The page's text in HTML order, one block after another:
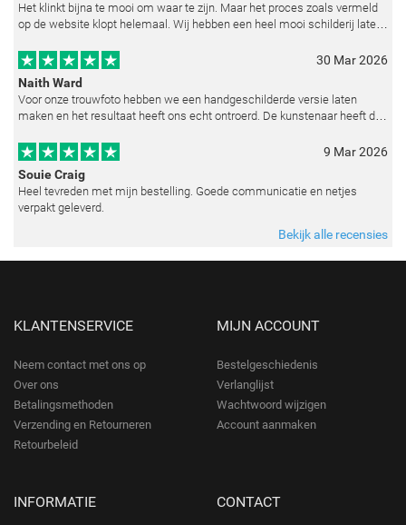
Het klinkt bijna te mooi om waar te zijn. Maar het proces zoals vermeld
op de website klopt helemaal. Wij hebben een heel mooi schilderij laten
30 Mar 2026
Naith Ward
Voor onze trouwfoto hebben we een handgeschilderde versie laten
maken en het resultaat heeft ons echt ontroerd. De kunstenaar heeft de
9 Mar 2026
Souie Craig
Heel tevreden met mijn bestelling. Goede communicatie en netjes
verpakt geleverd.
Bekijk alle recensies
KLANTENSERVICE
Neem contact met ons op
Over ons
Betalingsmethoden
Verzending en Retourneren
Retourbeleid
MIJN ACCOUNT
Bestelgeschiedenis
Verlanglijst
Wachtwoord wijzigen
Account aanmaken
INFORMATIE CONTACT